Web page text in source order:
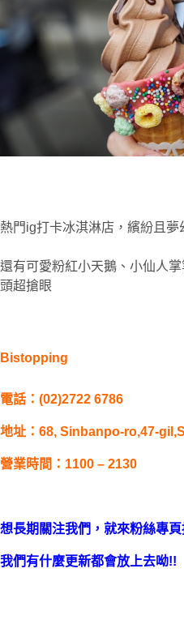
熱門ig打卡冰淇淋店， 繽紛且夢
還有可愛粉紅小天鵝、小仙人
頭超搶眼
Bistopping
電話：(02)2722 6786
地址： 68, Sinbanpo-ro,47-
營業時間：1100 – 2130
想長期關注我們，就來粉絲專
我們有什麼更新都會放上去呦!!